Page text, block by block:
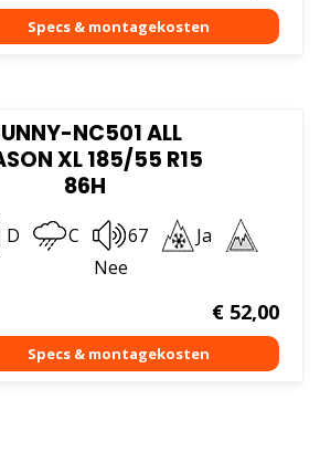
NC501 ALL
XL 185/55 R15
86H
D C 67
Ja
Nee
€52,00